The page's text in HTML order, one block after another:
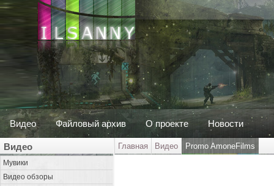
Видео Файловый архив О проекте Новости
Видео
Мувики
Видео обзоры
Главная Видео Promo AmoneFilms